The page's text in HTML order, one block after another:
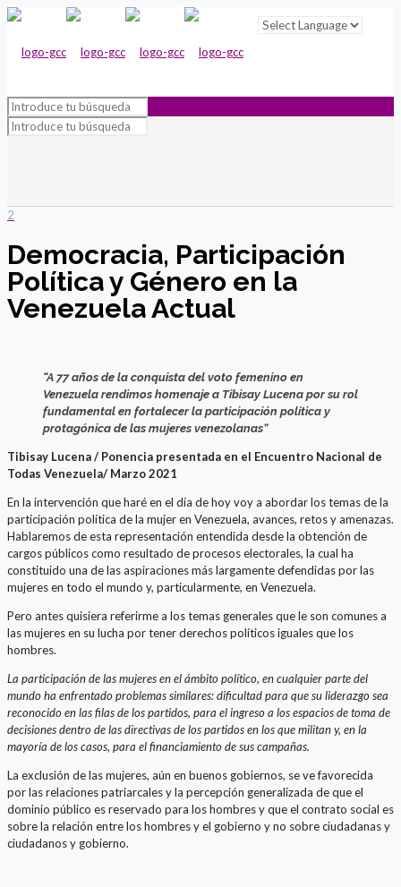
2
Democracia, Participación
Política y Género en la
Venezuela Actual
“A 77 años de la conquista del voto femenino en
Venezuela rendimos homenaje a Tibisay Lucena por su rol
fundamental en fortalecer la participación política y
protagónica de las mujeres venezolanas”
Tibisay Lucena / Ponencia presentada en el Encuentro Nacional de
Todas Venezuela/ Marzo 2021
En la intervención que haré en el día de hoy voy a abordar los temas de la
participación política de la mujer en Venezuela, avances, retos y amenazas.
Hablaremos de esta representación entendida desde la obtención de
cargos públicos como resultado de procesos electorales, la cual ha
constituido una de las aspiraciones más largamente defendidas por las
mujeres en todo el mundo y, particularmente, en Venezuela.
Pero antes quisiera referirme a los temas generales que le son comunes a
las mujeres en su lucha por tener derechos políticos iguales que los
hombres.
La participación de las mujeres en el ámbito político, en cualquier parte del
mundo ha enfrentado problemas similares: dificultad para que su liderazgo sea
reconocido en las filas de los partidos, para el ingreso a los espacios de toma de
decisiones dentro de las directivas de los partidos en los que militan y, en la
mayoría de los casos, para el financiamiento de sus campañas.
La exclusión de las mujeres, aún en buenos gobiernos, se ve favorecida
por las relaciones patriarcales y la percepción generalizada de que el
dominio público es reservado para los hombres y que el contrato social es
sobre la relación entre los hombres y el gobierno y no sobre ciudadanas y
ciudadanos y gobierno.